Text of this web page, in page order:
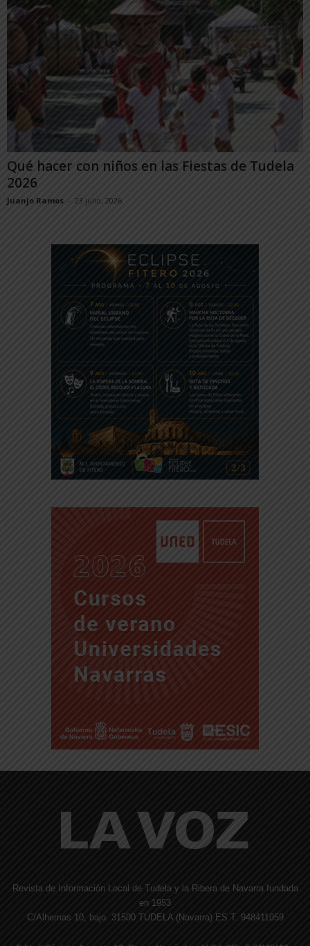
Qué hacer con niños en las Fiestas de Tudela
2026
Juanjo Ramos - 23 julio, 2026
Revista de Información Local de Tudela y la Ribera de Navarra fundada
en 1953
C/Alhemas 10, bajo. 31500 TUDELA (Navarra) ES T. 948411059